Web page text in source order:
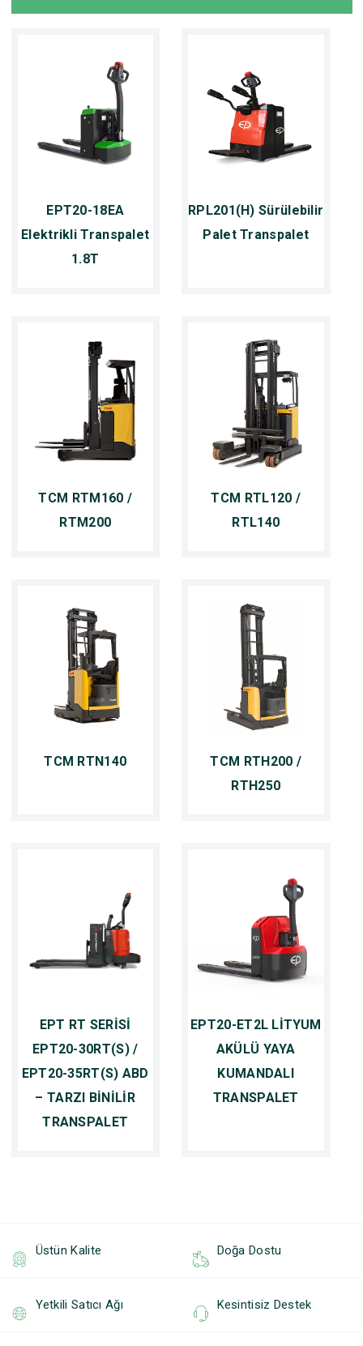
EPT20-18EA
Elektrikli Transpalet
1.8T
RPL201(H) Sürülebilir
Palet Transpalet
TCM RTM160 /
RTM200
TCM RTL120 /
RTL140
TCM RTN140
TCM RTH200 /
RTH250
EPT RT SERİSİ
EPT20-30RT(S) /
EPT20-35RT(S) ABD
– TARZI BİNİLİR
TRANSPALET
EPT20-ET2L LİTYUM
AKÜLÜ YAYA
KUMANDALI
TRANSPALET
Üstün Kalite Doğa Dostu
Yetkili Satıcı Ağı Kesintisiz Destek